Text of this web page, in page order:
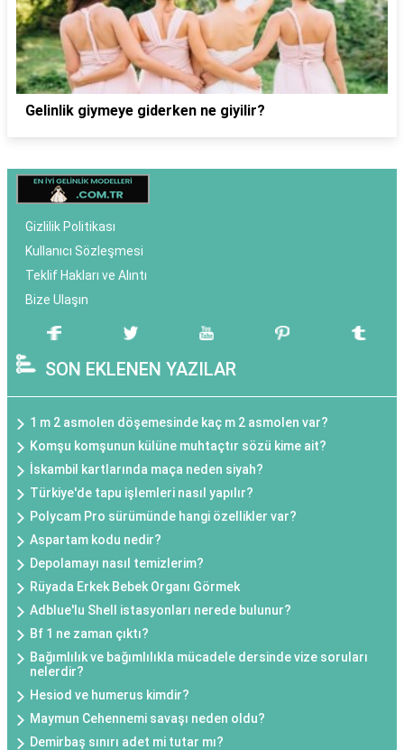
Gelinlik giymeye giderken ne giyilir?
Gizlilik Politikası
Kullanıcı Sözleşmesi
Teklif Hakları ve Alıntı
Bize Ulaşın
SON EKLENEN YAZILAR
1 m 2 asmolen döşemesinde kaç m 2 asmolen var?
Komşu komşunun külüne muhtaçtır sözü kime ait?
İskambil kartlarında maça neden siyah?
Türkiye'de tapu işlemleri nasıl yapılır?
Polycam Pro sürümünde hangi özellikler var?
Aspartam kodu nedir?
Depolamayı nasıl temizlerim?
Rüyada Erkek Bebek Organı Görmek
Adblue'lu Shell istasyonları nerede bulunur?
Bf 1 ne zaman çıktı?
Bağımlılık ve bağımlılıkla mücadele dersinde vize soruları
nelerdir?
Hesiod ve humerus kimdir?
Maymun Cehennemi savaşı neden oldu?
Demirbaş sınırı adet mi tutar mı?